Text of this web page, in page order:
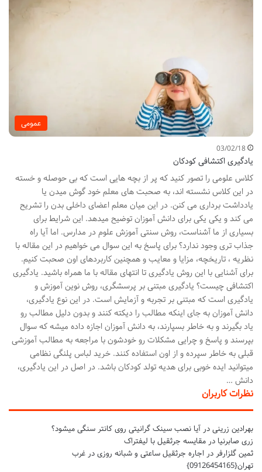
عمومی
03/02/18
یادگیری اکتشافی کودکان
کلاس علومی را تصور کنید که پر از بچه هایی است که بی حوصله و خسته
در این کلاس نشسته اند، به صحبت های معلم خود گوش میدن یا
یادداشت برداری می کنن. در این میان معلم اعضای داخلی بدن را تشریح
می کند و یکی یکی برای دانش آموزان توضیح میدهد. این شرایط برای
بسیاری از ما آشناست، روش سنتی آموزش علوم در مدارس. اما آیا راه
جذاب تری وجود ندارد؟ برای پاسخ به این سوال می خواهیم در این مقاله با
نظریه ، تاریخچه، مزایا و معایب و همچنین کاربردهای اون صحبت کنیم.
برای آشنایی با این روش یادگیری تا انتهای مقاله با ما همراه باشید. یادگیری
اکتشافی چیست؟ یادگیری مبتنی بر پرسشگری، روش نوین آموزش و
یادگیری است که مبتنی بر تجربه و آزمایش است. در این نوع یادگیری،
دانش آموزان به جای اینکه مطالب را دیکته کنند و بدون دلیل مطالب رو
یاد بگیرند و به خاطر بسپارند، به دانش آموزان اجازه داده میشه که سوال
بپرسند و پاسخ و چرایی مشکلات رو خودشون با مراجعه به مطالب آموزشی
قبلی به خاطر سپرده و از اون استفاده کنند. خرید لباس پلنگی نظامی
میتوانید ایده خوبی برای هدیه تولد کودکان باشد. در اصل در این یادگیری،
دانش …
نظرات کاربران
بهرادین زرینی در آیا نصب سینک گرانیتی روی کانتر سنگی میشود؟
زری صابرنیا در مقایسه جرثقیل با لیفتراک
ثمین گلزارفر در اجاره جرثقیل ساعتی و شبانه روزی در غرب
تهران{09126454165}